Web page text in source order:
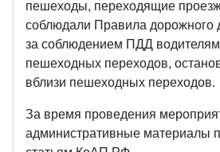
пешеходы, переходящие
соблюдали Правила дорожного
за соблюдением ПДД
пешеходных переходов,
вблизи пешеходных переходов.
За время проведения
административные материалы